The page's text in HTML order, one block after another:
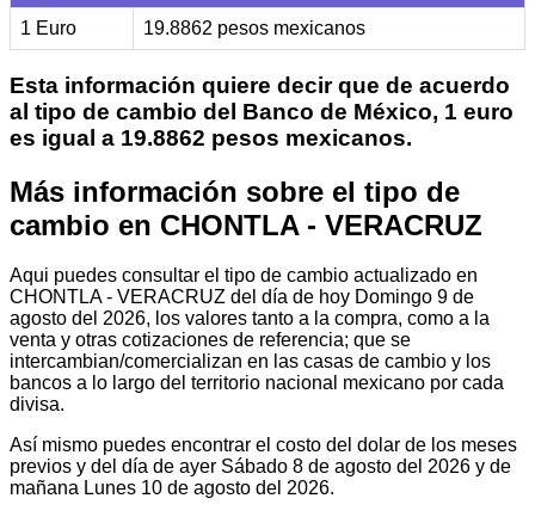
1 Euro 19.8862 pesos mexicanos
Esta información quiere decir que de acuerdo
al tipo de cambio del Banco de México, 1 euro
es igual a 19.8862 pesos mexicanos.
Más información sobre el tipo de
cambio en CHONTLA - VERACRUZ
Aqui puedes consultar el tipo de cambio actualizado en
CHONTLA - VERACRUZ del día de hoy Domingo 9 de
agosto del 2026, los valores tanto a la compra, como a la
venta y otras cotizaciones de referencia; que se
intercambian/comercializan en las casas de cambio y los
bancos a lo largo del territorio nacional mexicano por cada
divisa.
Así mismo puedes encontrar el costo del dolar de los meses
previos y del día de ayer Sábado 8 de agosto del 2026 y de
mañana Lunes 10 de agosto del 2026.